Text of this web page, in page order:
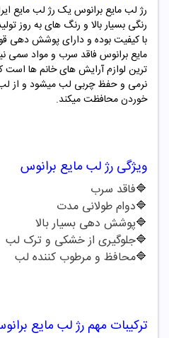
رژ لب مایع برانوس یک رژ لب مایع
رنگی بسیار بالا و رنگ های به روز
مایعبرانوس فاقد سرب و مواد سمی
ترین لوازم آرایش های خانم ها است
نرمی و حفظ چربی لب میشود و از
خوردن محافظت میکند.
ویژگی رژ لب مایع برانوس
🔷فاقد سرب
🔷دوام طولانی مدت
🔷پوشش دهی بسیار بالا
🔷جلوگیری از خشکی و ترک لب
🔷محافظ و مرطوب کننده لب
ترکیبات مهم رژ لب مایع